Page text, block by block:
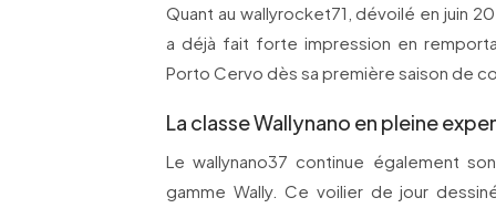
Quant au wallyrocket71, dévoilé en juin
a déjà fait forte impression en
Porto Cervo dès sa première saison de
La classe Wallynano en pleine
Le wallynano37 continue également
gamme Wally. Ce voilier de jour